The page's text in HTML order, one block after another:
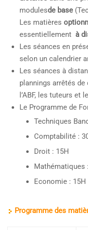
modulesde base
Les matières
essentiellement à
Les séances en
selon un calendrier
Les séances à
plannings arrêtés
l’ABF, les tuteurs et
Le Programme de
Techniques
Comptabilité :
Droit : 15H
Mathématiques
Economie : 15H
Programme des